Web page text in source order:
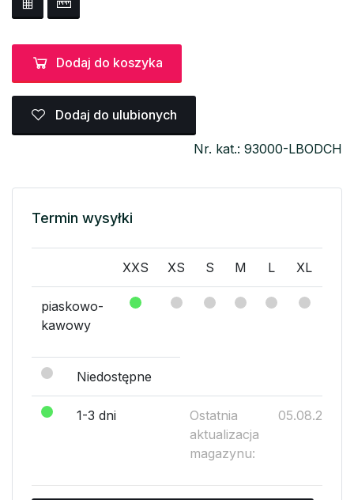
Dodaj do koszyka
Dodaj do ulubionych
Nr. kat.: 93000-LBODCH
Termin wysyłki
XXS XS S M L XL
piaskowo-
kawowy
Niedostępne
1-3 dni
Ostatnia
aktualizacja
magazynu:
05.08.2026